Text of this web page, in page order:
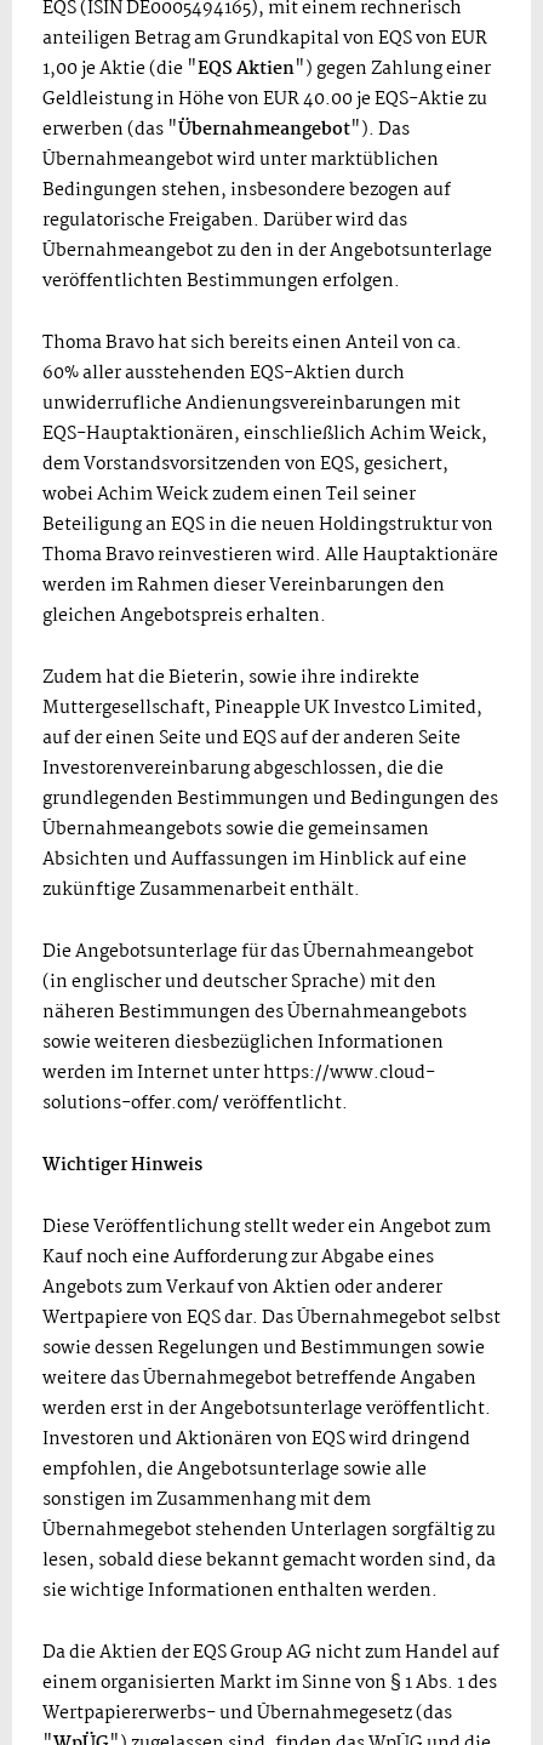
EQS (ISIN DE0005494165), mit einem rechnerisch
anteiligen Betrag am Grundkapital von EQS von EUR
1,00 je Aktie (die "EQS Aktien") gegen Zahlung einer
Geldleistung in Höhe von EUR 40.00 je EQS-Aktie zu
erwerben (das "Übernahmeangebot"). Das
Übernahmeangebot wird unter marktüblichen
Bedingungen stehen, insbesondere bezogen auf
regulatorische Freigaben. Darüber wird das
Übernahmeangebot zu den in der Angebotsunterlage
veröffentlichten Bestimmungen erfolgen.
Thoma Bravo hat sich bereits einen Anteil von ca.
60% aller ausstehenden EQS-Aktien durch
unwiderrufliche Andienungsvereinbarungen mit
EQS-Hauptaktionären, einschließlich Achim Weick,
dem Vorstandsvorsitzenden von EQS, gesichert,
wobei Achim Weick zudem einen Teil seiner
Beteiligung an EQS in die neuen Holdingstruktur von
Thoma Bravo reinvestieren wird. Alle Hauptaktionäre
werden im Rahmen dieser Vereinbarungen den
gleichen Angebotspreis erhalten.
Zudem hat die Bieterin, sowie ihre indirekte
Muttergesellschaft, Pineapple UK Investco Limited,
auf der einen Seite und EQS auf der anderen Seite
Investorenvereinbarung abgeschlossen, die die
grundlegenden Bestimmungen und Bedingungen des
Übernahmeangebots sowie die gemeinsamen
Absichten und Auffassungen im Hinblick auf eine
zukünftige Zusammenarbeit enthält.
Die Angebotsunterlage für das Übernahmeangebot
(in englischer und deutscher Sprache) mit den
näheren Bestimmungen des Übernahmeangebots
sowie weiteren diesbezüglichen Informationen
werden im Internet unter https://www.cloud-
solutions-offer.com/ veröffentlicht.
Wichtiger Hinweis
Diese Veröffentlichung stellt weder ein Angebot zum
Kauf noch eine Aufforderung zur Abgabe eines
Angebots zum Verkauf von Aktien oder anderer
Wertpapiere von EQS dar. Das Übernahmegebot selbst
sowie dessen Regelungen und Bestimmungen sowie
weitere das Übernahmegebot betreffende Angaben
werden erst in der Angebotsunterlage veröffentlicht.
Investoren und Aktionären von EQS wird dringend
empfohlen, die Angebotsunterlage sowie alle
sonstigen im Zusammenhang mit dem
Übernahmegebot stehenden Unterlagen sorgfältig zu
lesen, sobald diese bekannt gemacht worden sind, da
sie wichtige Informationen enthalten werden.
Da die Aktien der EQS Group AG nicht zum Handel auf
einem organisierten Markt im Sinne von § 1 Abs. 1 des
Wertpapiererwerbs- und Übernahmegesetz (das